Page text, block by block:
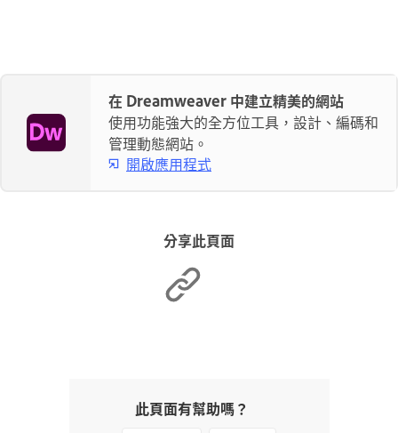
在 Dreamweaver 中建立精美的網站
使用功能強大的全方位工具，設計、編碼和
管理動態網站。
開啟應用程式
分享此頁面
此頁面有幫助嗎？